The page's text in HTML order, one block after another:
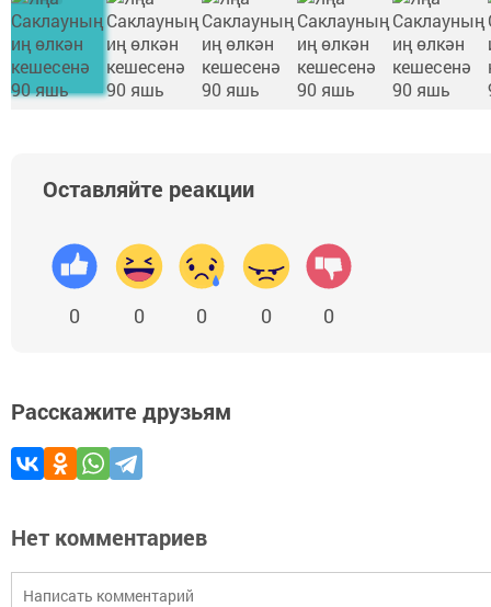
Оставляйте реакции
0 0 0 0 0
Расскажите друзьям
Нет комментариев